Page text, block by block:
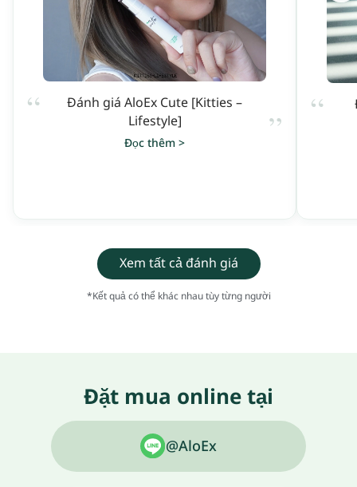
“
Đánh giá AloEx Cute [Kitties –
Lifestyle]
”
Đọc thêm >
“
Xem tất cả đánh giá
*Kết quả có thể khác nhau tùy từng người
Đặt mua online tại
@AloEx